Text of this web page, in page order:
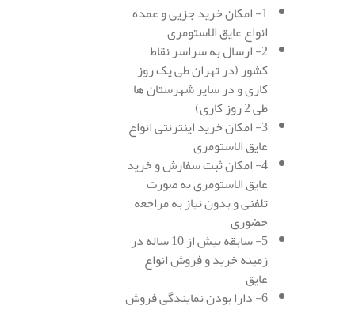
1- امکان خرید جزیی و عمده
انواع عایق الاستومری
2- ارسال به سراسر نقاط
کشور (در تهران طی یک روز
کاری و در سایر شهرستان ها
طی 2 روز کاری)
3- امکان خرید اینترنتی انواع
عایق الاستومری
4- امکان ثبت سفارش و خرید
عایق الاستومری به صورت
تلفنی و بدون نیاز به مراجعه
حضوری
5- سابقه بیش از 10 ساله در
زمینه خرید و فروش انواع
عایق
6- دارا بودن نمایندگی فروش